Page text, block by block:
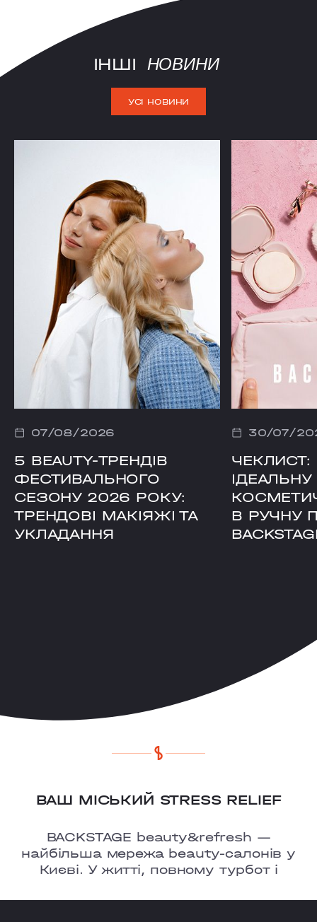
ІНШІ НОВИНИ
УСІ НОВИНИ
07/08/2026
5 BEAUTY-ТРЕНДІВ
ФЕСТИВАЛЬНОГО
СЕЗОНУ 2026 РОКУ:
ТРЕНДОВІ МАКІЯЖІ ТА
УКЛАДАННЯ
30/07/
ЧЕКЛИСТ:
ІДЕАЛЬНУ
В РУЧНУ
ВАШ МІСЬКИЙ STRESS RELIEF
BACKSTAGE beauty&refresh —
найбільша мережа beauty-салонів у
Києві. У житті, повному турбот і
де є можливість перезавантажитися